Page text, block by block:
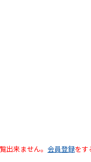
出来ません。 会員登録をす